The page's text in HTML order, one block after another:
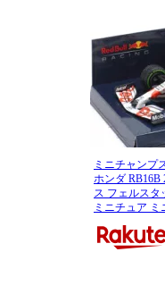
ミニチャンプ
ホンダ RB16B
ス フェルスタ
ミニチュア ミ